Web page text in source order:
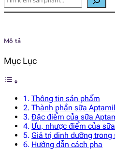
Mô tả
Mục Lục
Thông tin sản phẩm
Thành phần sữa
Đặc điểm của sữa
Ưu, nhược điểm của
Giá trị dinh dưỡng
Hướng dẫn cách pha